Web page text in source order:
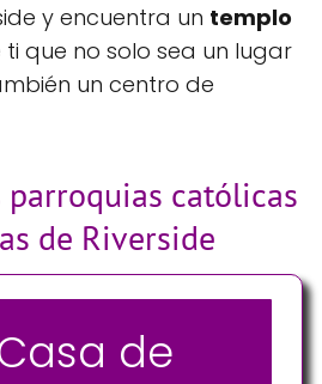
y encuentra un templo
que no solo sea un lugar
un centro de
parroquias católicas
de Riverside
de